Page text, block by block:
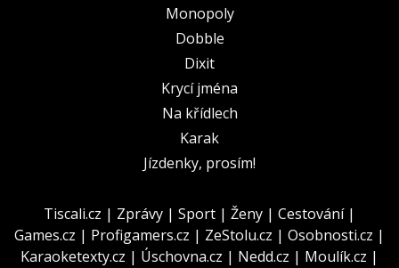
Monopoly
Dobble
Dixit
Krycí jména
Na křídlech
Karak
Jízdenky, prosím!
Tiscali.cz | Zprávy | Sport | Ženy | Cestování|
Games.cz | Profigamers.cz | ZeStolu.cz | Osobnosti.cz |
Karaoketexty.cz | Úschovna.cz | Nedd.cz | Moulík.cz |